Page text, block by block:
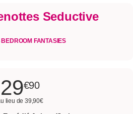
Seductive
BEDROOM FANTASIES
29€90
lieu de 39,90€